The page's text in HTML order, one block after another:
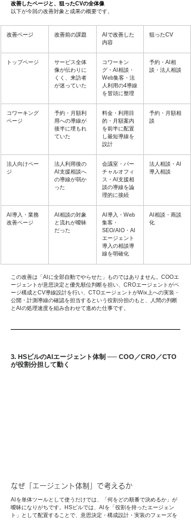
改善したページと、狙ったCVの全体像
以下が今回の改善対象と成果の概要です。
改善ページ 改善前の課題
AIで改善した
内容
狙ったCV
トップページ
サービス全体
像が伝わりに
くく、来訪者
が迷っていた
コワーキン
グ・AI相談・
Web集客・法
人利用の4導線
を冒頭に整理
予約・AI相
談・法人相談
コワーキング
ページ
予約・月額利
用への導線が
後半に埋もれ
ていた
料金・利用目
的・月額案内
を前半に配置
し最短導線を
設計
予約・月額相
談
法人向けペー
ジ
法人利用後の
AI支援相談へ
の導線が弱か
った
会議室・バー
チャルオフィ
ス・AI支援相
談の導線を論
理的に接続
法人相談・AI
導入相談
AI導入・業務
改善ページ
AI相談の対象
と流れが曖昧
だった
AI導入・Web
集客・
SEO/AIO・AI
エージェント
導入の相談導
線を明確化
AI相談・商談
化
この改善は「AIに全部自動でやらせた」ものではありません。COOエ
ージェントが意思決定と優先順位判断を担い、CROエージェントがペ
ージ構成とCV導線設計を行い、CTOエージェントがWix上への実装・
公開・計測導線の確認を担当するという役割分担のもと、人間の判断
とAIの処理速度を組み合わせて進めた仕事です。
3. HSビルのAIエージェント体制 ── COO／CRO／CTO
が役割分担して動く
なぜ「エージェント体制」で考えるか
AIを単体ツールとして使うだけでは、「何をどの順番で決めるか」が
曖昧になりがちです。HSビルでは、AIを「役割を持ったエージェン
ト」として配置することで、意思決定・構成設計・実装のフェーズを